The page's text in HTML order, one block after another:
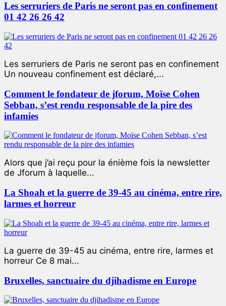
Les serruriers de Paris ne seront pas en confinement
01 42 26 26 42
Les serruriers de Paris ne seront pas en confinement
Un nouveau confinement est déclaré,...
Comment le fondateur de jforum, Moïse Cohen
Sebban, s’est rendu responsable de la pire des
infamies
Alors que j’ai reçu pour la énième fois la newsletter
de Jforum à laquelle...
La Shoah et la guerre de 39-45 au cinéma, entre rire,
larmes et horreur
La guerre de 39-45 au cinéma, entre rire, larmes et
horreur Ce 8 mai...
Bruxelles, sanctuaire du djihadisme en Europe